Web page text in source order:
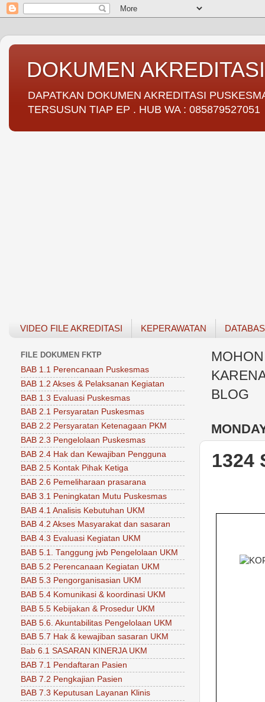
DOKUMEN
DAPATKAN DOKUMEN AKREDITASI
TERSUSUN TIAP EP . HUB WA : 085879527051
VIDEO FILE AKREDITASI KEPERAWATAN
BLOG
1324
FILE DOKUMEN FKTP
BAB 1.1 Perencanaan Puskesmas
BAB 1.2 Akses & Pelaksanan Kegiatan
BAB 1.3 Evaluasi Puskesmas
BAB 2.1 Persyaratan Puskesmas
BAB 2.2 Persyaratan Ketenagaan PKM
BAB 2.3 Pengelolaan Puskesmas
BAB 2.4 Hak dan Kewajiban Pengguna
BAB 2.5 Kontak Pihak Ketiga
BAB 2.6 Pemeliharaan prasarana
BAB 3.1 Peningkatan Mutu Puskesmas
BAB 4.1 Analisis Kebutuhan UKM
BAB 4.2 Akses Masyarakat dan sasaran
BAB 4.3 Evaluasi Kegiatan UKM
BAB 5.1. Tanggung jwb Pengelolaan UKM
BAB 5.2 Perencanaan Kegiatan UKM
BAB 5.3 Pengorganisasian UKM
BAB 5.4 Komunikasi & koordinasi UKM
BAB 5.5 Kebijakan & Prosedur UKM
BAB 5.6. Akuntabilitas Pengelolaan UKM
BAB 5.7 Hak & kewajiban sasaran UKM
Bab 6.1 SASARAN KINERJA UKM
BAB 7.1 Pendaftaran Pasien
BAB 7.2 Pengkajian Pasien
BAB 7.3 Keputusan Layanan Klinis